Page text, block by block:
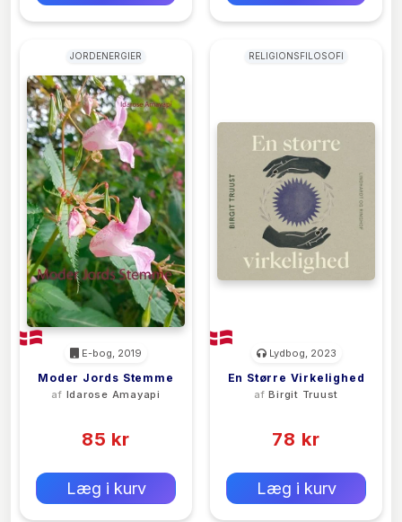
JORDENERGIER
E-bog, 2019
Moder Jords Stemme
af Idarose Amayapi
85 kr
Læg i kurv
RELIGIONSFILOSOFI
Lydbog, 2023
En Større Virkelighed
afBirgit Truust
78 kr
Læg i kurv